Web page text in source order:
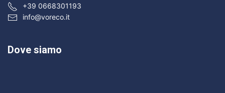
+39 0668301193
info@voreco.it
Dove siamo